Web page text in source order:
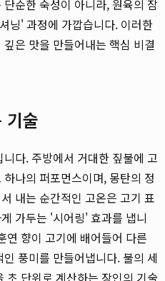
순한 숙성이 아니라, 원육의 잠
닝' 과정에 가깝습니다. 이러한
깊은 맛을 만들어내는 핵심 비결
기술
다. 주방에서 거대한 짚불에 고
나의 퍼포먼스이며, 몽탄의 정
내는 순간적인 고온은 고기 표
가두는 '시어링' 효과를 냅니
연 향이 고기에 배어들어 다른
풍미를 만들어냅니다. 불의 세
초 단위로 계산하는 장인의 기술